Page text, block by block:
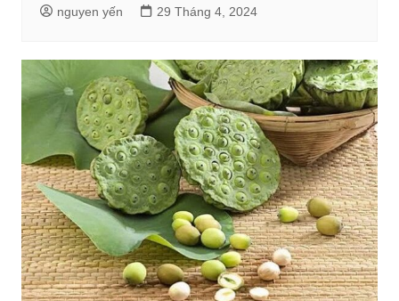
nguyen yến 29 Tháng 4, 2024